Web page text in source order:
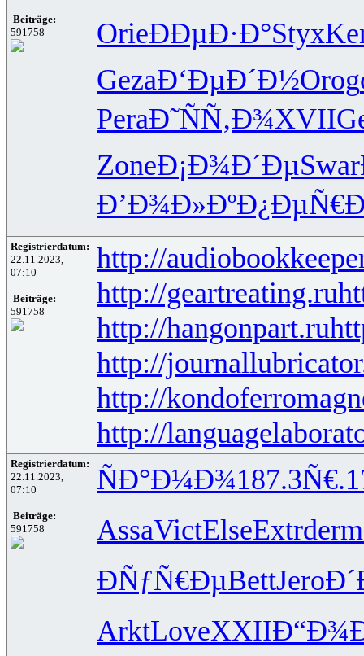
Beiträge:
591758
OrieÐÐµÐ·Ð°Styx
GezaÐ‘ÐµÐ´Ð½Orog
PeraÐ˜ÑÑ‚Ð¾XVII
ZoneÐ¡Ð¾Ð´ÐµSwar
Ð’Ð¾Ð»Ðº
Registrierdatum:
22.11.2023,
07:10
Beiträge:
591758
http://
http://geartreating.ru
http://hangonpart.ru
http://
http://
http://
Registrierdatum:
22.11.2023,
07:10
Beiträge:
591758
ÑÐ°Ð¼Ð¾187.3
AssaVictElseExtrderm
ÐÑƒÑ€ÐµBettJero
ArktLoveXXII